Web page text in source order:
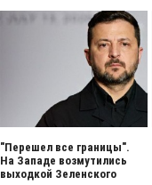
"Перешел все границы".
На Западе возмутились
выходкой Зеленского